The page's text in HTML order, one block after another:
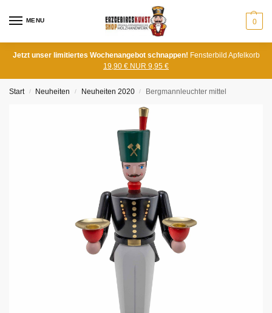
MENU 0
Jetzt unser limitiertes Wochenangebot schnappen! Fensterbild Apfelkorb
19,90 € NUR 9,95 €
Start / Neuheiten / Neuheiten 2020 / Bergmannleuchter mittel